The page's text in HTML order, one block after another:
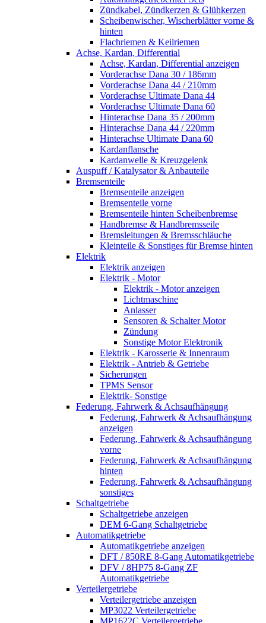
Zündkabel, Zündkerzen & Glühkerzen
Scheibenwischer, Wischerblätter vorne &
hinten
Flachriemen & Keilriemen
Achse, Kardan, Differential
Achse, Kardan, Differential anzeigen
Vorderachse Dana 30 / 186mm
Vorderachse Dana 44 / 210mm
Vorderachse Ultimate Dana 44
Vorderachse Ultimate Dana 60
Hinterachse Dana 35 / 200mm
Hinterachse Dana 44 / 220mm
Hinterachse Ultimate Dana 60
Kardanflansche
Kardanwelle & Kreuzgelenk
Auspuff / Katalysator & Anbauteile
Bremsenteile
Bremsenteile anzeigen
Bremsenteile vorne
Bremsenteile hinten Scheibenbremse
Handbremse & Handbremsseile
Bremsleitungen & Bremsschläuche
Kleinteile & Sonstiges für Bremse hinten
Elektrik
Elektrik anzeigen
Elektrik - Motor
Elektrik - Motor anzeigen
Lichtmaschine
Anlasser
Sensoren & Schalter Motor
Zündung
Sonstige Motor Elektronik
Elektrik - Karosserie & Innenraum
Elektrik - Antrieb & Getriebe
Sicherungen
TPMS Sensor
Elektrik- Sonstige
Federung, Fahrwerk & Achsaufhängung
Federung, Fahrwerk & Achsaufhängung
anzeigen
Federung, Fahrwerk & Achsaufhängung
vorne
Federung, Fahrwerk & Achsaufhängung
hinten
Federung, Fahrwerk & Achsaufhängung
sonstiges
Schaltgetriebe
Schaltgetriebe anzeigen
DEM 6-Gang Schaltgetriebe
Automatikgetriebe
Automatikgetriebe anzeigen
DFT / 850RE 8-Gang Automatikgetriebe
DFV / 8HP75 8-Gang ZF
Automatikgetriebe
Verteilergetriebe
Verteilergetriebe anzeigen
MP3022 Verteilergetriebe
MP1622C Verteilergetriebe